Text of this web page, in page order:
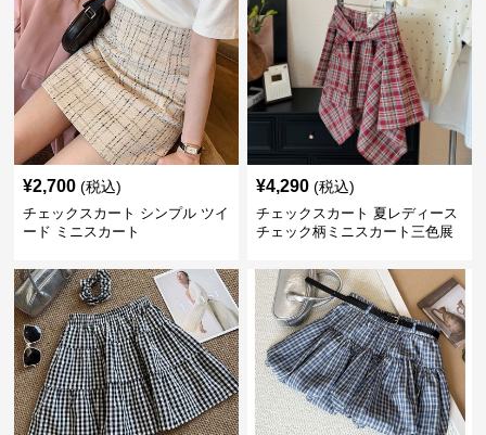
¥2,700 (税込)
チェックスカート シンプル ツイ
ード ミニスカート
¥4,290 (税込)
チェックスカート 夏レディース
チェック柄ミニスカート三色展